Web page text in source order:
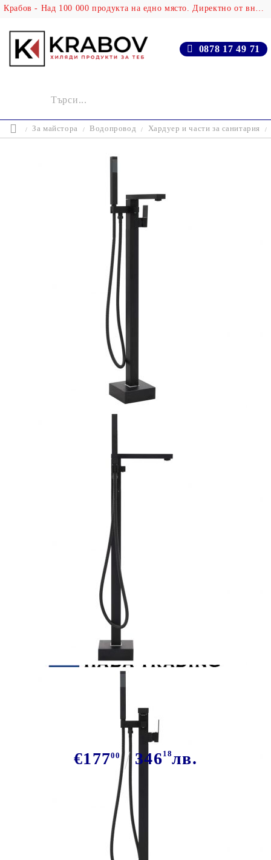
Крабов - Над 100 000 продукта на едно място. Директно от вносителя!
0878 17 49 71
За майстора Водопровод Хардуер и части за санитария
Сподели
черен, инокс, 90 см
€17700 34618лв.
В наличност: 23 бр.
Време за доставка: 5 до 9 дни